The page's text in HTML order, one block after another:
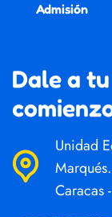
Admisión
Dale a
Unidad
Caracas